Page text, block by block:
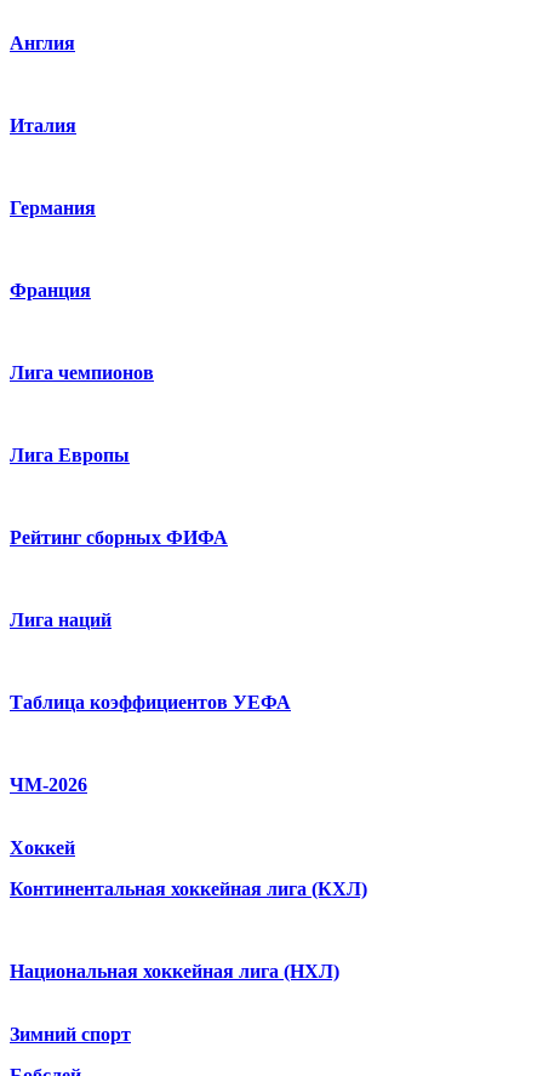
Англия
Италия
Германия
Франция
Лига чемпионов
Лига Европы
Рейтинг сборных ФИФА
Лига наций
Таблица коэффициентов УЕФА
ЧМ-2026
Хоккей
Континентальная хоккейная лига (КХЛ)
Национальная хоккейная лига (НХЛ)
Зимний спорт